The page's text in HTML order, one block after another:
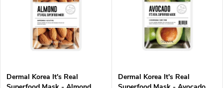
s
Dermal Korea It's Real
Dermal Korea It's Real